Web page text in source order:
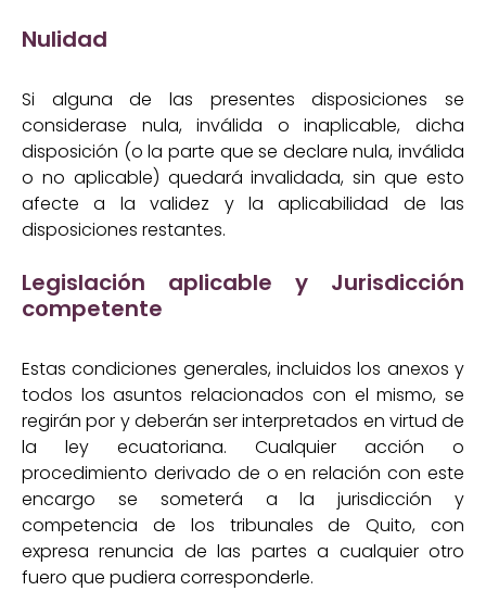
Nulidad
Si alguna de las presentes disposiciones se
considerase nula, inválida o inaplicable, dicha
disposición (o la parte que se declare nula, inválida
o no aplicable) quedará invalidada, sin que esto
afecte a la validez y la aplicabilidad de las
disposiciones restantes.
Legislación aplicable y Jurisdicción
competente
Estas condiciones generales, incluidos los anexos y
todos los asuntos relacionados con el mismo, se
regirán por y deberán ser interpretados en virtud de
la ley ecuatoriana. Cualquier acción o
procedimiento derivado de o en relación con este
encargo se someterá a la jurisdicción y
competencia de los tribunales de Quito, con
expresa renuncia de las partes a cualquier otro
fuero que pudiera corresponderle.